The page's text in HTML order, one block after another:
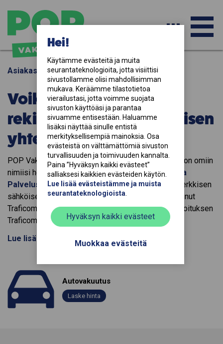
Hei!
Käytämme evästeitä ja muita
seurantateknologioita, jotta visiittisi
sivustollamme olisi mahdollisimman
mukava. Keräämme tilastotietoa
vierailustasi, jotta voimme suojata
sivuston käyttöäsi ja parantaa
sivuamme entisestään. Haluamme
lisäksi näyttää sinulle entistä
merkityksellisempiä mainoksia. Osa
evästeistä on välttämättömiä sivuston
turvallisuuden ja toimivuuden kannalta.
Paina ”Hyväksyn kaikki evästeet”
Lue lisää evästeistämme ja muista
seurantateknologioista
Hyväksyn kaikki evästeet
Muokkaa evästeitä
Asiakaspalvelu
Voiko auton myös
rekisteröidä vakuuttamisen
yhteydessä?
POP Vakuutuksessa voit siirtyä rekisteröimään auton omiin
nimiisi heti vakuutuksenhankkimisen jälkeen
Oma
Palvelussa. Rekisteröintiä varten tarvitset kuusimerkkisen
sähköisen varmenteen, jonka auton myyjä on hankkinut
Traficomilta. Jos auton myyjä on tehnyt luovutusilmoituksen
Traficomille, sähköistä varmennetta ei tarvita.
Lue lisää auton sähköisestä rekisteröinnistä
Autovakuutus
Laske hinta